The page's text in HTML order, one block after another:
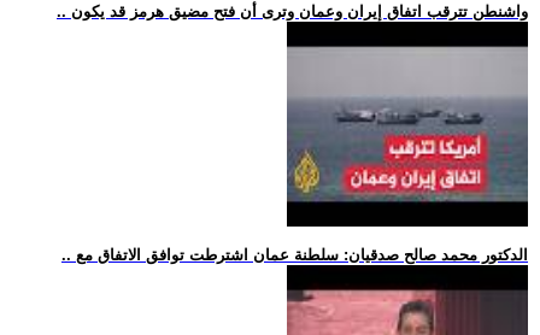
.. واشنطن تترقب اتفاق إيران وعمان وترى أن فتح مضيق هرمز قد يكون
.. الدكتور محمد صالح صدقيان: سلطنة عمان اشترطت توافق الاتفاق مع